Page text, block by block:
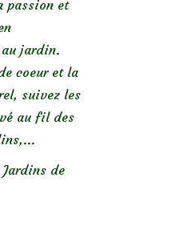
passion et
jardin.
coeur et la
suivez les
au fil des
Jardins de